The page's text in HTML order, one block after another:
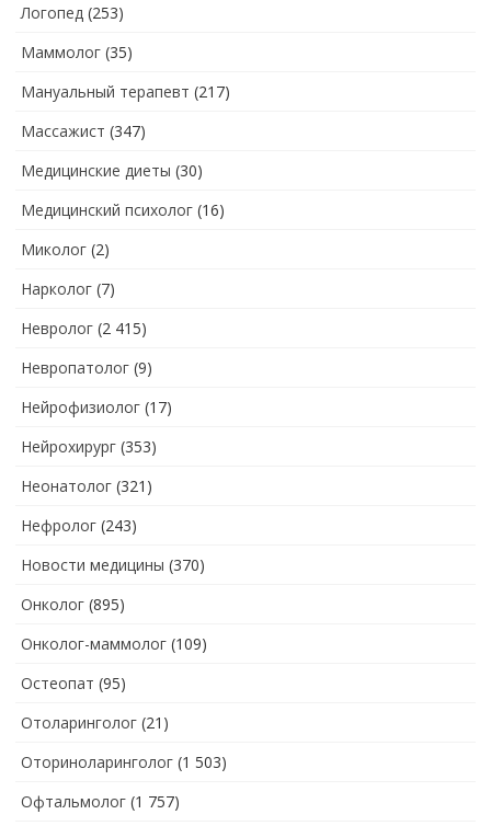
Логопед (253)
Маммолог (35)
Мануальный терапевт (217)
Массажист (347)
Медицинские диеты (30)
Медицинский психолог (16)
Миколог (2)
Нарколог (7)
Невролог (2 415)
Невропатолог (9)
Нейрофизиолог (17)
Нейрохирург (353)
Неонатолог (321)
Нефролог (243)
Новости медицины (370)
Онколог (895)
Онколог-маммолог (109)
Остеопат (95)
Отоларинголог (21)
Оториноларинголог (1 503)
Офтальмолог (1 757)